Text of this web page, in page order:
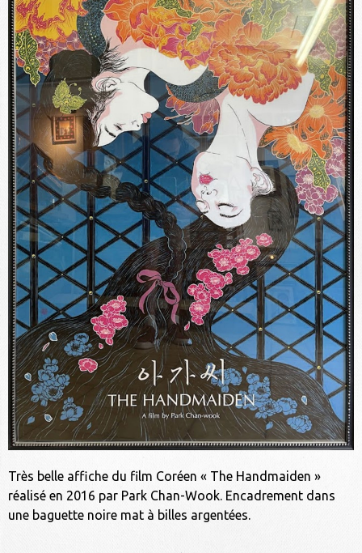
Très belle affiche du film Coréen « The Handmaiden »
réalisé en 2016 par Park Chan-Wook. Encadrement dans
une baguette noire mat à billes argentées.